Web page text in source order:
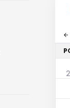
arrow_back